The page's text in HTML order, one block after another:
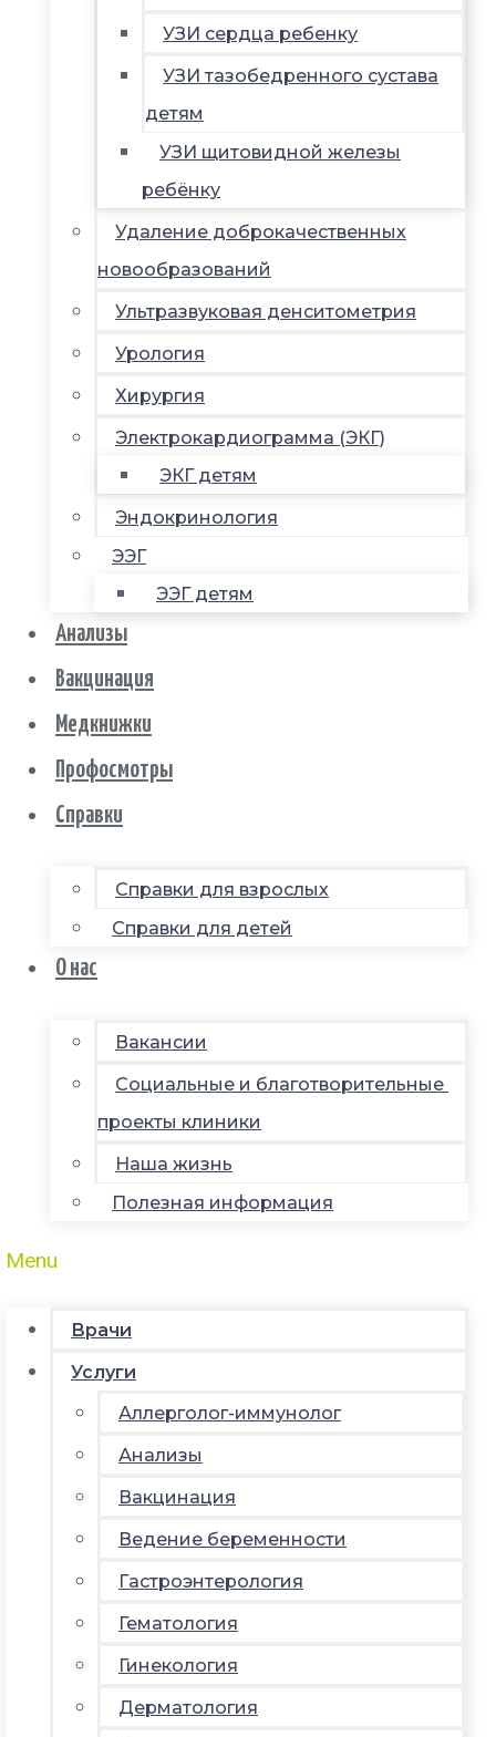
УЗИ сердца ребенку
УЗИ тазобедренного сустава
детям
УЗИ щитовидной железы
ребёнку
Удаление доброкачественных
новообразований
Ультразвуковая денситометрия
Урология
Хирургия
Электрокардиограмма (ЭКГ)
ЭКГ детям
Эндокринология
ЭЭГ
ЭЭГ детям
Анализы
Вакцинация
Медкнижки
Профосмотры
Справки
Справки для взрослых
Справки для детей
О нас
Вакансии
Социальные и благотворительные
проекты клиники
Наша жизнь
Полезная информация
Menu
Врачи
Услуги
Аллерголог-иммунолог
Анализы
Вакцинация
Ведение беременности
Гастроэнтерология
Гематология
Гинекология
Дерматология